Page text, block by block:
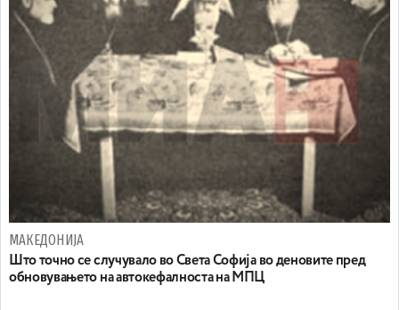
МАКЕДОНИЈА
Што точно се случувало во Света Софија во деновите пред
обновувањето на автокефалноста на МПЦ